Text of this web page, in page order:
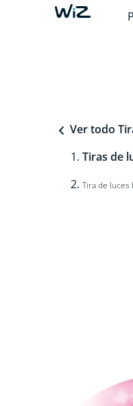
Ver todo
Tiras de
Tira de luces